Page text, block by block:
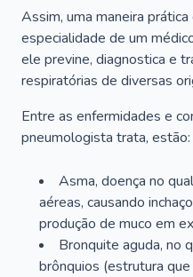
Assim, uma maneira
especialidade de um
ele previne, diagnostica e
respiratórias de diversas
Entre as enfermidades e
pneumologista trata, estão:
Asma, doença no
aéreas, causando
produção de muco em
Bronquite aguda, no
brônquios (estrutura